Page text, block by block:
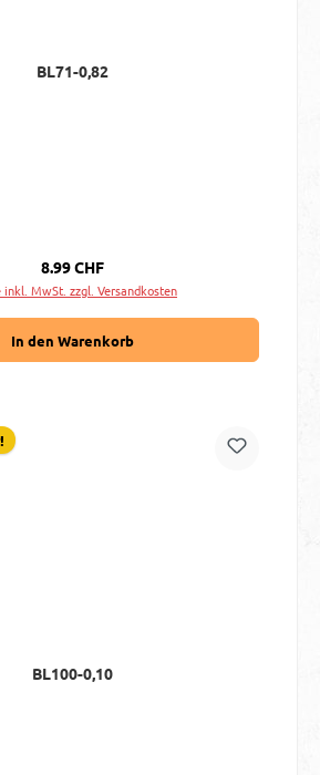
BL71-0,82
Regulärer Preis:
8.99 CHF
inkl. MwSt. zzgl. Versandkosten
In den Warenkorb
BL100-0,10